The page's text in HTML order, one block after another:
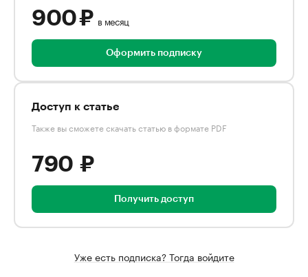
900 ₽ в месяц
Оформить подписку
Доступ к статье
Также вы сможете скачать статью в формате PDF
790 ₽
Получить доступ
Уже есть подписка? Тогда войдите